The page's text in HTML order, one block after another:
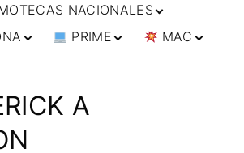
(L-
MARCIALES
DOCUMENTAL
NEGRO / CRIMEN /
NACIONALES
PRIME
IMPRESCINDIBLES
MAC
A